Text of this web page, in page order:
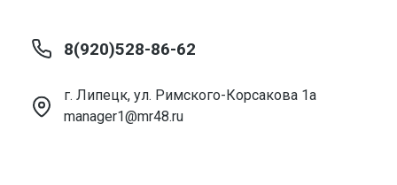
8(920)528-86-62
г. Липецк, ул. Римского-Корсакова 1а
manager1@mr48.ru